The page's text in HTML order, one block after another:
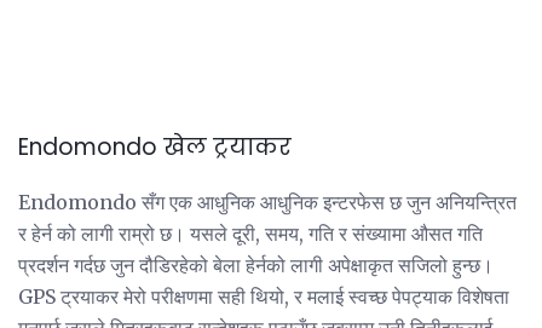
Endomondo खेल ट्रयाकर
Endomondo सँग एक आधुनिक आधुनिक इन्टरफेस छ जुन अनियन्त्रित
र हेर्न को लागी राम्रो छ। यसले दूरी, समय, गति र संख्यामा औसत गति
प्रदर्शन गर्दछ जुन दौडिरहेको बेला हेर्नको लागी अपेक्षाकृत सजिलो हुन्छ।
GPS ट्रयाकर मेरो परीक्षणमा सही थियो, र मलाई स्वच्छ पेपट्याक विशेषता